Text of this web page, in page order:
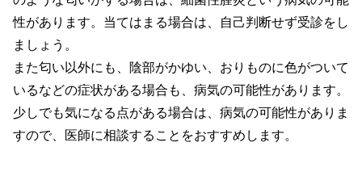
性があります。当てはまる場合は、自己判断せず受診をし
ましょう。
また匂い以外にも、陰部がかゆい、おりものに色がついて
いるなどの症状がある場合も、病気の可能性があります。
少しでも気になる点がある場合は、病気の可能性がありま
すので、医師に相談することをおすすめします。